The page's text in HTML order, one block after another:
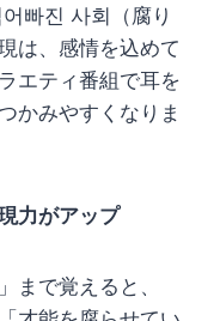
빠진 사회（腐り
は、感情を込めて
エティ番組で耳を
かみやすくなりま
力がアップ
まで覚えると、